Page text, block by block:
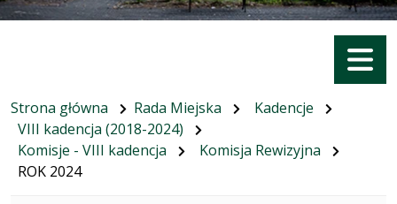
Menu
Strona główna Rada Miejska
Kadencje
VIII kadencja (2018-2024)
Komisje - VIII kadencja
Komisja Rewizyjna
ROK 2024